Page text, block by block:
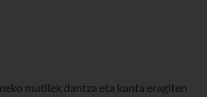
eko mutilek dantza eta kanta eragiten